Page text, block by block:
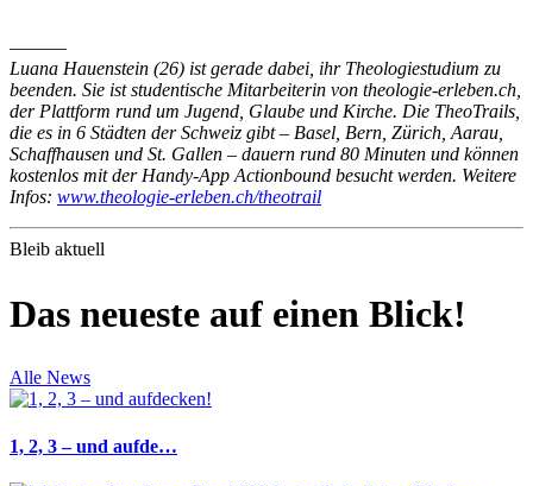
———
Luana Hauenstein (26) ist gerade dabei, ihr Theologiestudium zu
beenden. Sie ist studentische Mitarbeiterin von theologie-erleben.ch,
der Plattform rund um Jugend, Glaube und Kirche. Die TheoTrails,
die es in 6 Städten der Schweiz gibt – Basel, Bern, Zürich, Aarau,
Schaffhausen und St. Gallen – dauern rund 80 Minuten und können
kostenlos mit der Handy-App Actionbound besucht werden. Weitere
Infos: www.theologie-erleben.ch/theotrail
Bleib aktuell
Das neueste auf einen Blick!
Alle News
1, 2, 3 – und aufde…